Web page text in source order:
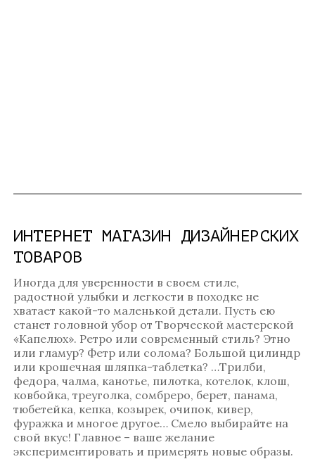
ИНТЕРНЕТ МАГАЗИН ДИЗАЙНЕРСКИХ
ТОВАРОВ
Иногда для уверенности в своем стиле,
радостной улыбки и легкости в походке не
хватает какой-то маленькой детали. Пусть ею
станет головной убор от Творческой мастерской
«Капелюх». Ретро или современный стиль? Этно
или гламур? Фетр или солома? Большой цилиндр
или крошечная шляпка-таблетка? …Трилби,
федора, чалма, канотье, пилотка, котелок, клош,
ковбойка, треуголка, сомбреро, берет, панама,
тюбетейка, кепка, козырек, очипок, кивер,
фуражка и многое другое… Смело выбирайте на
свой вкус! Главное – ваше желание
экспериментировать и примерять новые образы.